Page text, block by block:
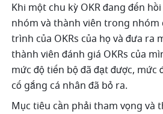
Khi một chu kỳ OKR đang đến
nhóm và thành viên trong nhóm
trình của OKRs của họ và đưa ra
thành viên đánh giá OKRs của
mức độ tiến bộ đã đạt được, mức
cố gắng cá nhân đã bỏ ra.
Mục tiêu cần phải tham vọng và